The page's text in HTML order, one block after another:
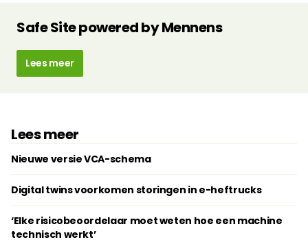
Safe Site powered by Mennens
Lees meer
Lees meer
Nieuwe versie VCA-schema
Digital twins voorkomen storingen in e-heftrucks
‘Elke risicobeoordelaar moet weten hoe een machine
technisch werkt’